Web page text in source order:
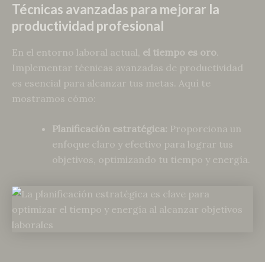
Técnicas avanzadas para mejorar la
productividad profesional
En el entorno laboral actual, el tiempo es oro
Implementar técnicas avanzadas de productividad
es esencial para alcanzar tus metas. Aquí te
mostramos cómo:
Planificación estratégica: Proporciona un
enfoque claro y efectivo para lograr tus
objetivos, optimizando tu tiempo y energía.